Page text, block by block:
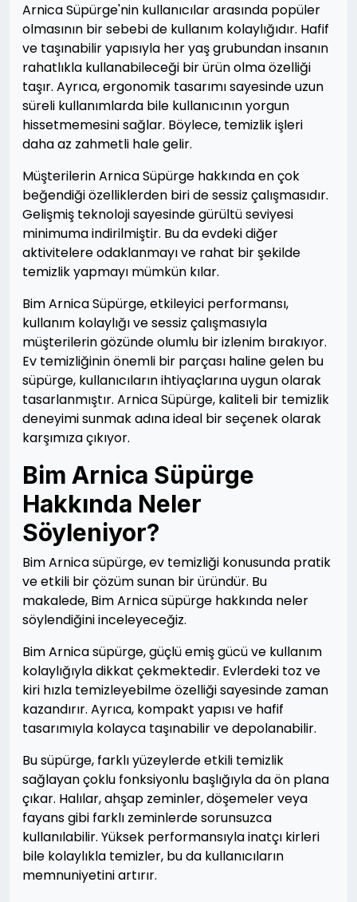
Arnica Süpürge'nin kullanıcılar arasında popüler
olmasının bir sebebi de kullanım kolaylığıdır. Hafif
ve taşınabilir yapısıyla her yaş grubundan insanın
rahatlıkla kullanabileceği bir ürün olma özelliği
taşır. Ayrıca, ergonomik tasarımı sayesinde uzun
süreli kullanımlarda bile kullanıcının yorgun
hissetmemesini sağlar. Böylece, temizlik işleri
daha az zahmetli hale gelir.
Müşterilerin Arnica Süpürge hakkında en çok
beğendiği özelliklerden biri de sessiz çalışmasıdır.
Gelişmiş teknoloji sayesinde gürültü seviyesi
minimuma indirilmiştir. Bu da evdeki diğer
aktivitelere odaklanmayı ve rahat bir şekilde
temizlik yapmayı mümkün kılar.
Bim Arnica Süpürge, etkileyici performansı,
kullanım kolaylığı ve sessiz çalışmasıyla
müşterilerin gözünde olumlu bir izlenim bırakıyor.
Ev temizliğinin önemli bir parçası haline gelen bu
süpürge, kullanıcıların ihtiyaçlarına uygun olarak
tasarlanmıştır. Arnica Süpürge, kaliteli bir temizlik
deneyimi sunmak adına ideal bir seçenek olarak
karşımıza çıkıyor.
Bim Arnica Süpürge
Hakkında Neler
Söyleniyor?
Bim Arnica süpürge, ev temizliği konusunda pratik
ve etkili bir çözüm sunan bir üründür. Bu
makalede, Bim Arnica süpürge hakkında neler
söylendiğini inceleyeceğiz.
Bim Arnica süpürge, güçlü emiş gücü ve kullanım
kolaylığıyla dikkat çekmektedir. Evlerdeki toz ve
kiri hızla temizleyebilme özelliği sayesinde zaman
kazandırır. Ayrıca, kompakt yapısı ve hafif
tasarımıyla kolayca taşınabilir ve depolanabilir.
Bu süpürge, farklı yüzeylerde etkili temizlik
sağlayan çoklu fonksiyonlu başlığıyla da ön plana
çıkar. Halılar, ahşap zeminler, döşemeler veya
fayans gibi farklı zeminlerde sorunsuzca
kullanılabilir. Yüksek performansıyla inatçı kirleri
bile kolaylıkla temizler, bu da kullanıcıların
memnuniyetini artırır.